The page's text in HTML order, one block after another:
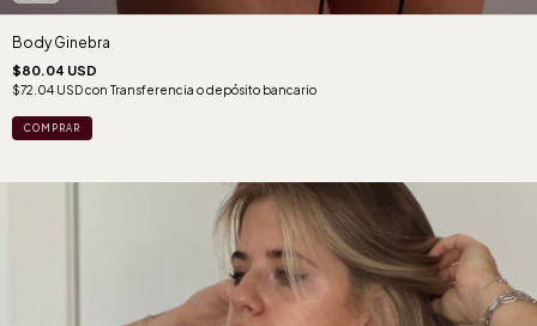
Body Ginebra
$80.04 USD
$72.04 USDcon Transferencia o depósito bancario
COMPRAR